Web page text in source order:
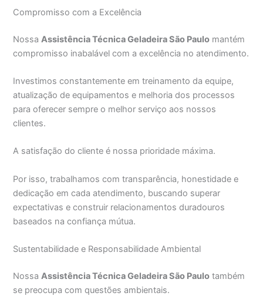
Compromisso com a Excelência
NossaAssistência Técnica Geladeira São Paulo mantém
compromisso inabalável com a excelência no atendimento.
Investimos constantemente em treinamento da equipe,
atualização de equipamentos e melhoria dos processos
para oferecer sempre o melhor serviço aos nossos
clientes.
A satisfação do cliente é nossa prioridade máxima.
Por isso, trabalhamos com transparência, honestidade e
dedicação em cada atendimento, buscando superar
expectativas e construir relacionamentos duradouros
baseados na confiança mútua.
Sustentabilidade e Responsabilidade Ambiental
NossaAssistência Técnica Geladeira São Paulo também
se preocupa com questões ambientais.